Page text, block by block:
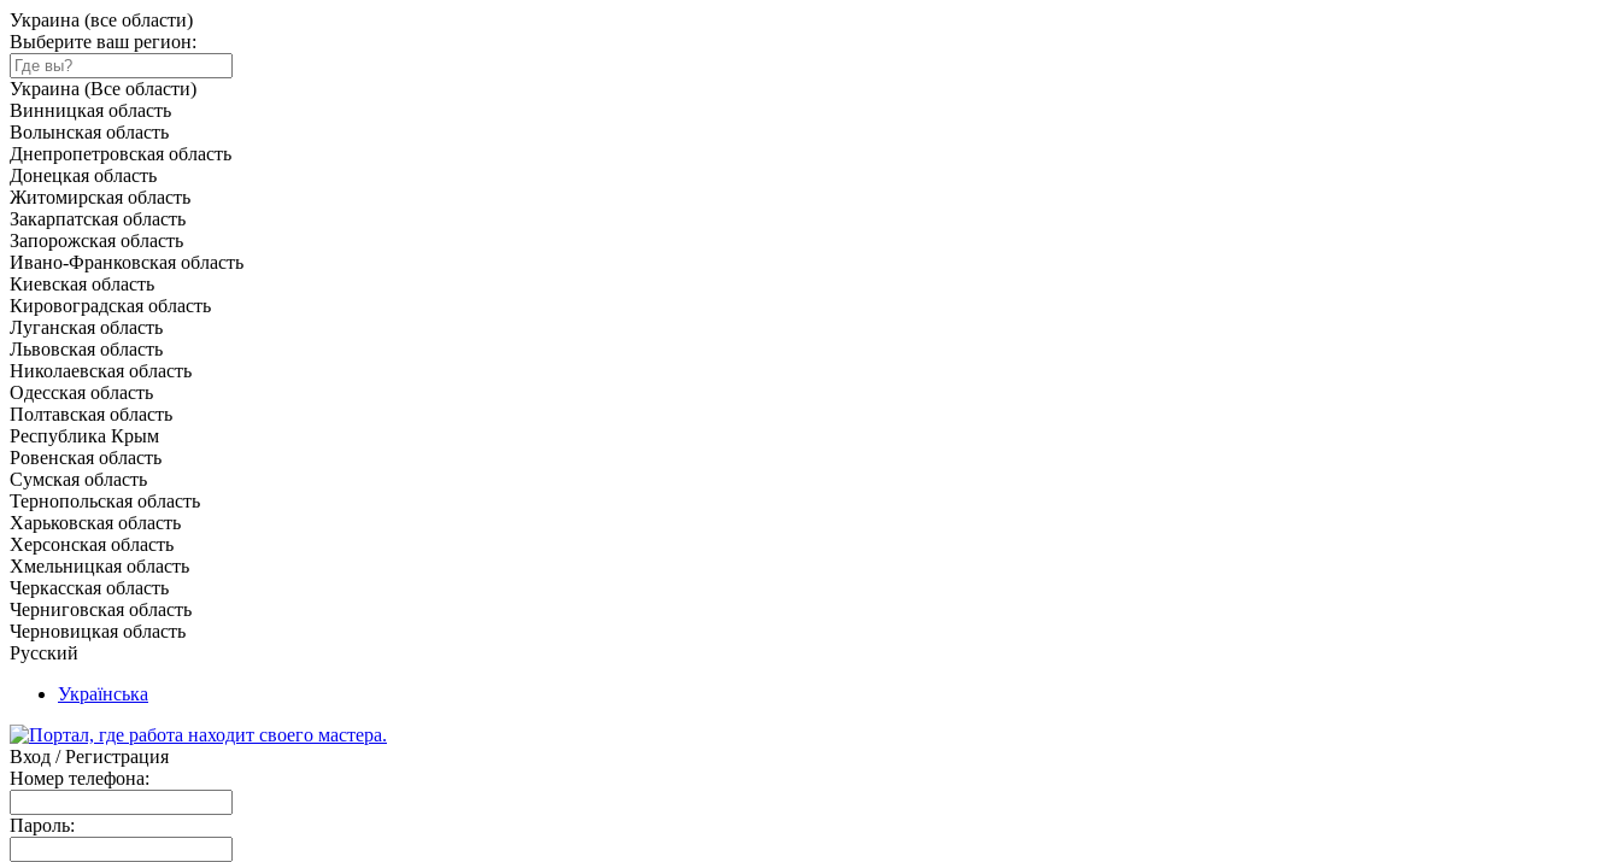
Украина (все области)
Выберите ваш регион:
Украина (Все области)
Винницкая область
Волынская область
Днепропетровская область
Донецкая область
Житомирская область
Закарпатская область
Запорожская область
Ивано-Франковская область
Киевская область
Кировоградская область
Луганская область
Львовская область
Николаевская область
Одесская область
Полтавская область
Республика Крым
Ровенская область
Сумская область
Тернопольская область
Харьковская область
Херсонская область
Хмельницкая область
Черкасская область
Черниговская область
Черновицкая область
Русский
Українська
Вход / Регистрация
Номер телефона:
Пароль: